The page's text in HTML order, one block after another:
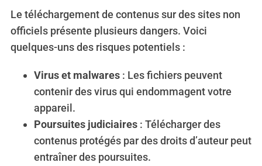
Le téléchargement de contenus sur des sites non
officiels présente plusieurs dangers. Voici
quelques-uns des risques potentiels :
Virus et malwares: Les fichiers peuvent
contenir des virus qui endommagent votre
appareil.
Poursuites judiciaires: Télécharger des
contenus protégés par des droits d’auteur peut
entraîner des poursuites.